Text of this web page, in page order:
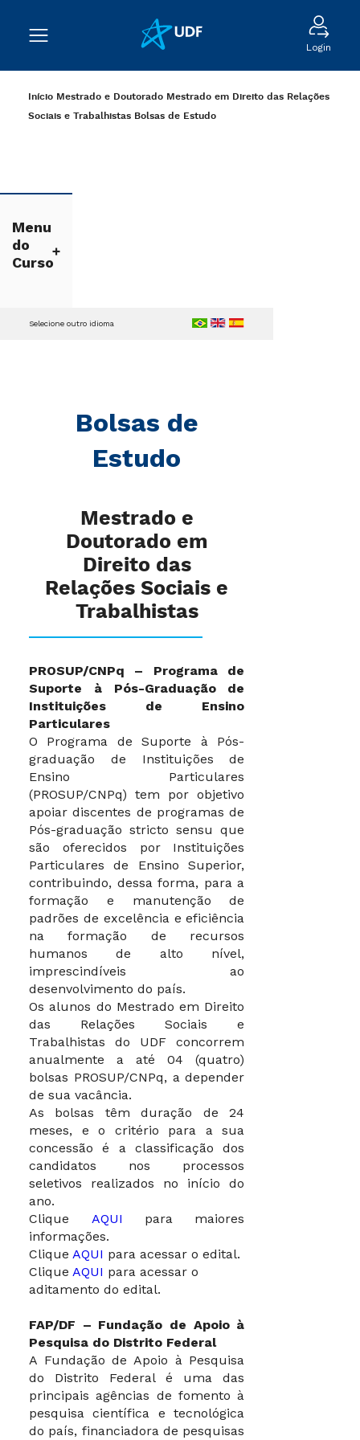
Login
Início Mestrado e Doutorado Mestrado em Direito das Relações
Sociais e Trabalhistas Bolsas de Estudo
Menu
do
Curso
Bolsas de
Estudo
Selecione outro idioma
Mestrado e
Doutorado em
Direito das
Relações Sociais e
Trabalhistas
PROSUP/CNPq – Programa de
Suporte à Pós-Graduação de
Instituições de Ensino
Particulares
O Programa de Suporte à Pós-
graduação de Instituições de
Ensino Particulares
(PROSUP/CNPq) tem por objetivo
apoiar discentes de programas de
Pós-graduação stricto sensu que
são oferecidos por Instituições
Particulares de Ensino Superior,
contribuindo, dessa forma, para a
formação e manutenção de
padrões de excelência e eficiência
na formação de recursos
humanos de alto nível,
imprescindíveis ao
desenvolvimento do país.
Os alunos do Mestrado em Direito
das Relações Sociais e
Trabalhistas do UDF concorrem
anualmente a até 04 (quatro)
bolsas PROSUP/CNPq, a depender
de sua vacância.
As bolsas têm duração de 24
meses, e o critério para a sua
concessão é a classificação dos
candidatos nos processos
seletivos realizados no início do
ano.
Clique AQUI
para maiores
informações.
Clique AQUI para acessar o edital.
Clique AQUI para acessar o
aditamento do edital.
FAP/DF – Fundação de Apoio à
Pesquisa do Distrito Federal
A Fundação de Apoio à Pesquisa
do Distrito Federal é uma das
principais agências de fomento à
pesquisa científica e tecnológica
do país, financiadora de pesquisas